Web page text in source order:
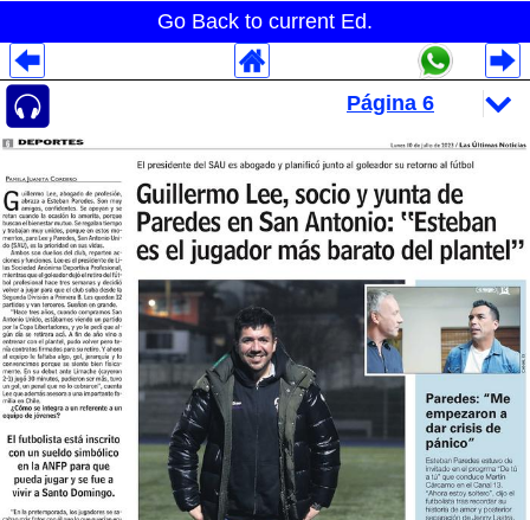
Go Back to current Ed.
Despliegues Analytics
Despliegues Totales
Despliegues por Rubros